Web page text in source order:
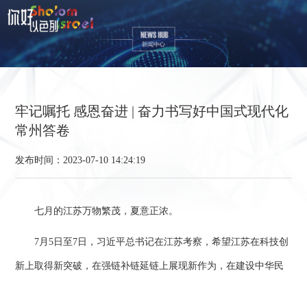
牢记嘱托 感恩奋进 | 奋力书写好中国式现代化
常州答卷
发布时间：2023-07-10 14:24:19
七月的江苏万物繁茂，夏意正浓。
7月5日至7日，习近平总书记在江苏考察，希望江苏在科技创
新上取得新突破，在强链补链延链上展现新作为，在建设中华民